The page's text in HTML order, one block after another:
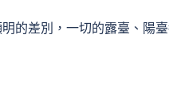
的差別，一切的露臺、陽